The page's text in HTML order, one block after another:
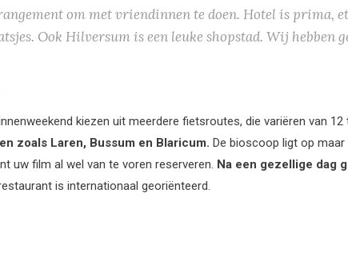
om met vriendinnen te doen. Hotel is prima,
Ook Hilversum is een leuke shopstad. Wij hebben
kiezen uit meerdere fietsroutes, die variëren van
zoals Laren, Bussum en Blaricum. De bioscoop ligt op
uw film al wel van te voren reserveren. Na een gezellige dag
is internationaal georiënteerd.